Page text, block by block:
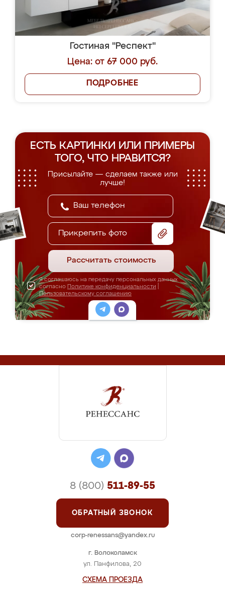
Гостиная "Респект"
Цена: от 67 000 руб.
ПОДРОБНЕЕ
ЕСТЬ КАРТИНКИ ИЛИ ПРИМЕРЫ
ТОГО, ЧТО НРАВИТСЯ?
Присылайте — сделаем также или
лучше!
Прикрепить фото
Рассчитать стоимость
Я соглашаюсь на передачу персональных данных
согласно Политике конфиденциальности
Пользовательскому соглашению
г. Волоколамск
ул. Панфилова, 20
СХЕМА ПРОЕЗДА
8 (800) 511-89-55
ОБРАТНЫЙ ЗВОНОК
corp-renessans@yandex.ru